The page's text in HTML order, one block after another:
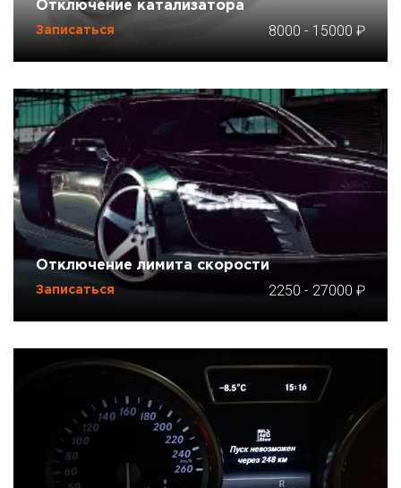
Отключение катализатора
Записаться 8000 - 15000
Отключение лимита скорости
Записаться 2250 - 27000